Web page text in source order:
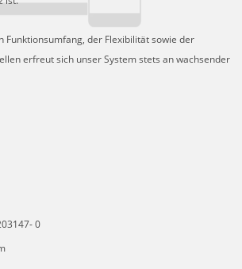
Funktionsumfang, der Flexibilität sowie der
erfreut sich unser System stets an wachsender
0